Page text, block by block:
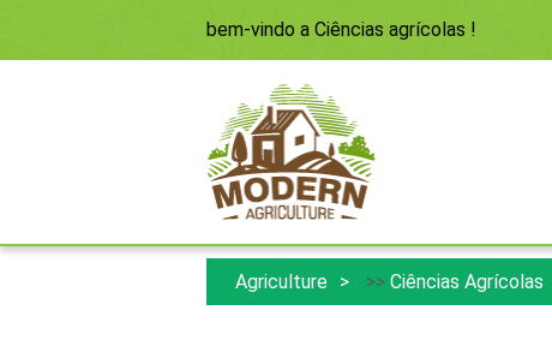
bem-vindo a Ciências agrícolas !
Agriculture >> Ciências Agrícolas